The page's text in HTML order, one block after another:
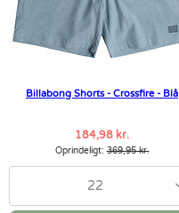
Billabong Shorts - Crossfire - Blå
184,98 kr.
Oprindeligt:369,95 kr.
22